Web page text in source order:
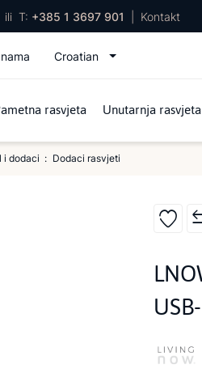
ili T: +385 1 3697 901 Kontakt
Croatian
rasvjeta Unutarnja rasvjeta
i dodaci Dodaci rasvjeti